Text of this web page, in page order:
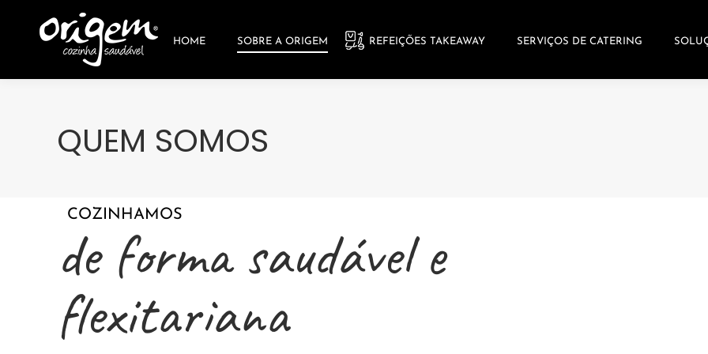
HOME SOBRE A ORIGEM REFEIÇÕES TAKEAWAY SERVIÇOS DE CATERING
QUEM SOMOS
COZINHAMOS
de forma saudável e
flexitariana
HOME